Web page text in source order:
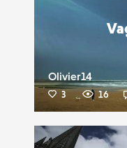
Olivier14
3 16